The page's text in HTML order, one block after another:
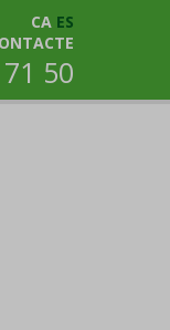
CA ES
50